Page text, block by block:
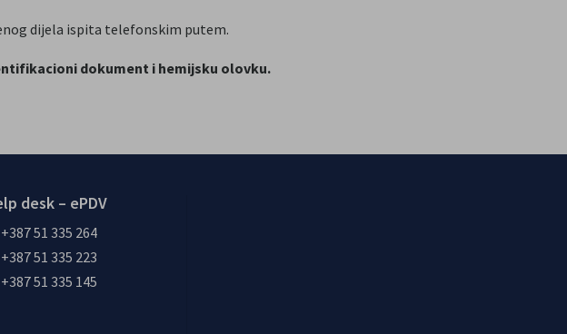
dijela ispita telefonskim putem.
dokument i hemijsku olovku.
desk – ePDV
51 335 264
51 335 223
51 335 145